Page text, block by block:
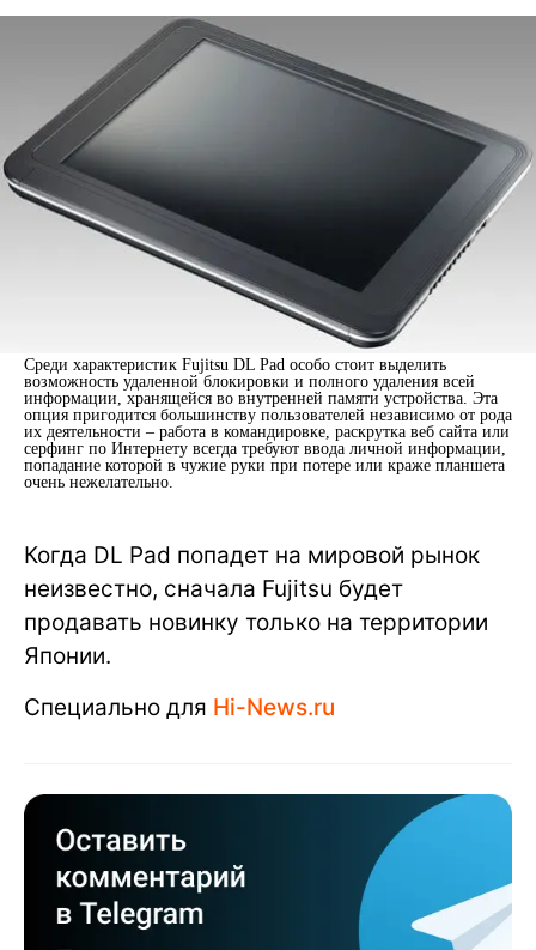
Среди характеристик Fujitsu DL Pad особо стоит выделить
возможность удаленной блокировки и полного удаления всей
информации, хранящейся во внутренней памяти устройства. Эта
опция пригодится большинству пользователей независимо от рода
их деятельности – работа в командировке, раскрутка веб сайта или
серфинг по Интернету всегда требуют ввода личной информации,
попадание которой в чужие руки при потере или краже планшета
очень нежелательно.
Когда DL Pad попадет на мировой рынок
неизвестно, сначала Fujitsu будет
продавать новинку только на территории
Японии.
Специально для Hi-News.ru